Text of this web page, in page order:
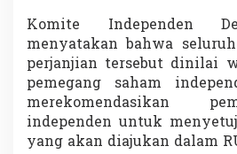
Komite Independen
menyatakan bahwa
perjanjian tersebut dinilai
pemegang saham
merekomendasikan
independen untuk
yang akan diajukan dalam